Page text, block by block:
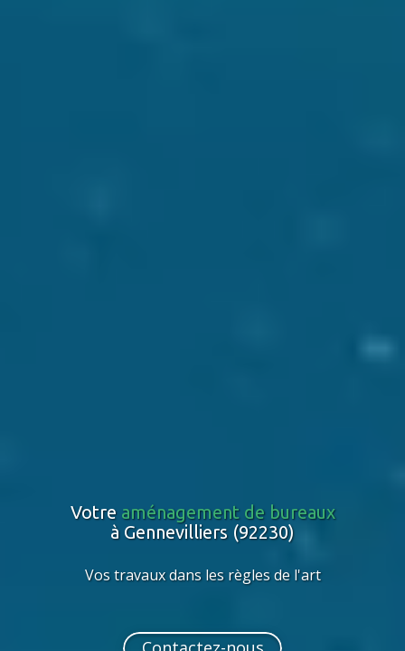
Votre aménagement de bureaux
à Gennevilliers (92230)
Vos travaux dans les règles de l'art